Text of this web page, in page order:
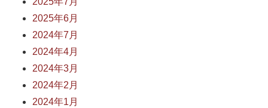
2025年6月
2024年7月
2024年4月
2024年3月
2024年2月
2024年1月